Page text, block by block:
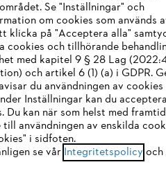
villkor och bestämmelser
Se "Inställningar" och
om cookies som används
klicka på "Acceptera alla"
cookies och tillhörande
med kapitel 9 § 28 Lag
och artikel 6 (1) (a) i GDPR.
du användningen av
Inställningar kan du
Du kan när som helst med
användningen av enskilda
i sidfoten.
se vår Integritetspolicy